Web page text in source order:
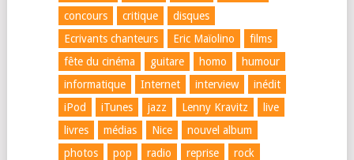
concours
critique
disques
Ecrivants chanteurs
Eric Maïolino
films
fête du cinéma
guitare homo
humour
informatique
Internet interview
inédit
iPod
iTunes jazz Lenny Kravitz
live
livres
médias Nice
nouvel album
photos
pop radio reprise
rock